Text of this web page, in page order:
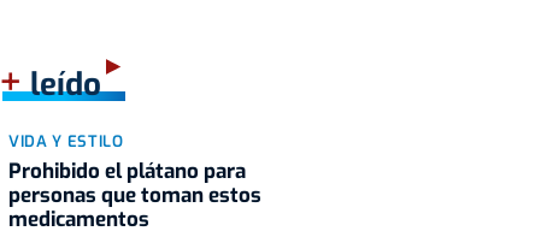
+leído
VIDA Y ESTILO
Prohibido el plátano para
personas que toman estos
medicamentos